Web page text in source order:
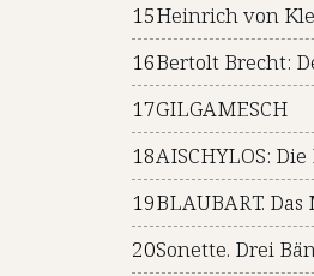
15Heinrich von
16Bertolt Brecht:
17GILGAMESCH
18AISCHYLOS: Die
19BLAUBART.
20Sonette. Drei